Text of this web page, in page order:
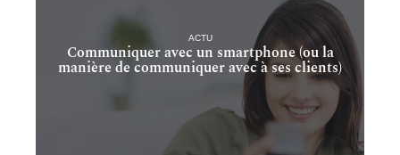
ACTU
Communiquer avec un smartphone (ou la
manière de communiquer avec à ses clients)